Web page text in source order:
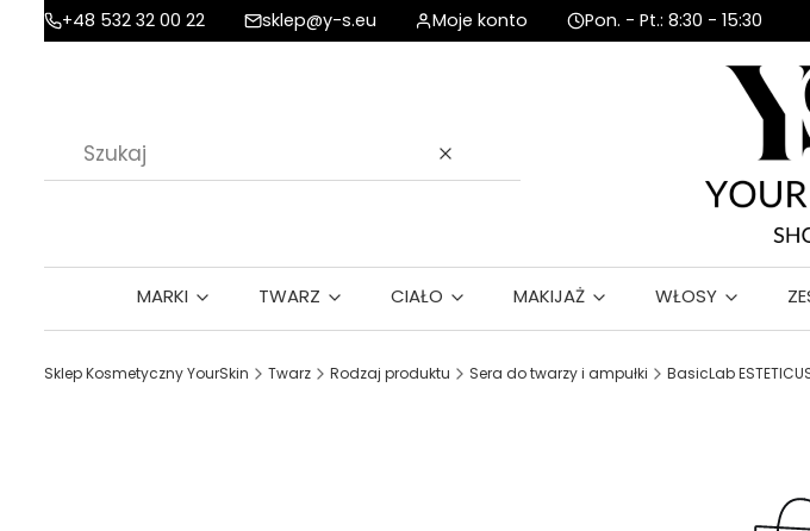
+48 532 32 00 22 sklep@y-s.eu Moje konto Pon. - Pt.: 8:30 - 15:30
Wyczyść
MARKI TWARZ CIAŁO MAKIJAŻ WŁOSY
Sklep Kosmetyczny YourSkin Twarz Rodzaj produktu Sera do twarzy i ampułki BasicLab